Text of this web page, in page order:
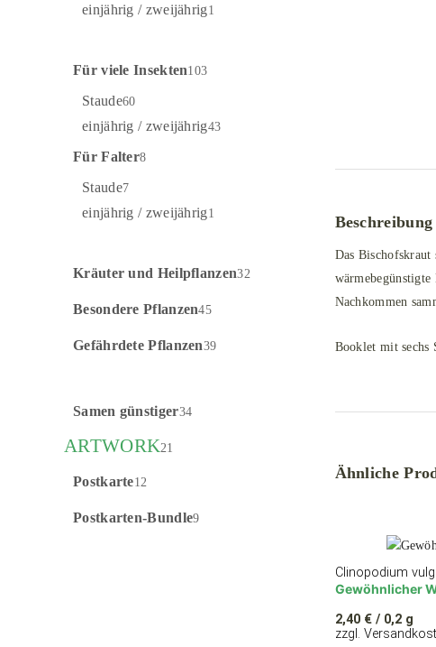
Beschreibung
Das
Nachkommen
Booklet mit sechs
Ähnliche
Clinopodium
Gewöhnlicher
2,40 €/ 0,2 g
zzgl.
einjährig / zweijährig1
Für viele Insekten103
Staude60
einjährig / zweijährig43
Für Falter8
Staude7
einjährig / zweijährig1
Kräuter und Heilpflanzen32
Besondere Pflanzen45
Gefährdete Pflanzen39
Samen günstiger34
ARTWORK21
Postkarte12
Postkarten-Bundle9